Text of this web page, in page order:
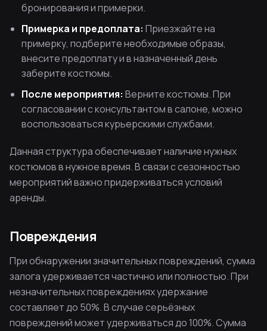
бронирования и примерки.
Примерка и предоплата: Приезжайте на
примерку, подберите необходимые образы,
внесите предоплату и в назначенный день
заберите костюмы.
После мероприятия: Верните костюмы. При
согласовании с консультантом в салоне, можно
воспользоваться курьерскими службами.
Данная структура обеспечивает наличие нужных
костюмов в нужное время. В связи с сезонностью
мероприятий важно придерживаться условий
аренды.
Повреждения
При обнаружении значительных повреждений, сумма
залога удерживается частично или полностью. При
незначительных повреждениях удержание
составляет до 50%. В случае серьёзных
повреждений может удерживаться до 100%. Сумма